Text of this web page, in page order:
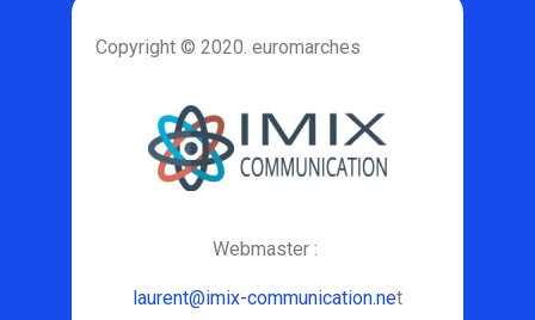
Copyright © 2020. euromarches
Webmaster :
laurent@imix-communication.net